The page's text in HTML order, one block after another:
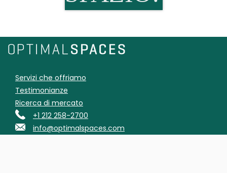
Servizi che offriamo
Testimonianze
Ricerca di mercato
+1 212 258-2700
info@optimalspaces.com